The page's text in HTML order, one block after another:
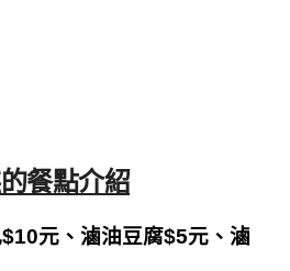
餐點介紹
元、滷油豆腐$5元、滷